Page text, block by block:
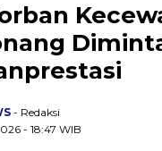
- Redaksi
- 18:47 WIB